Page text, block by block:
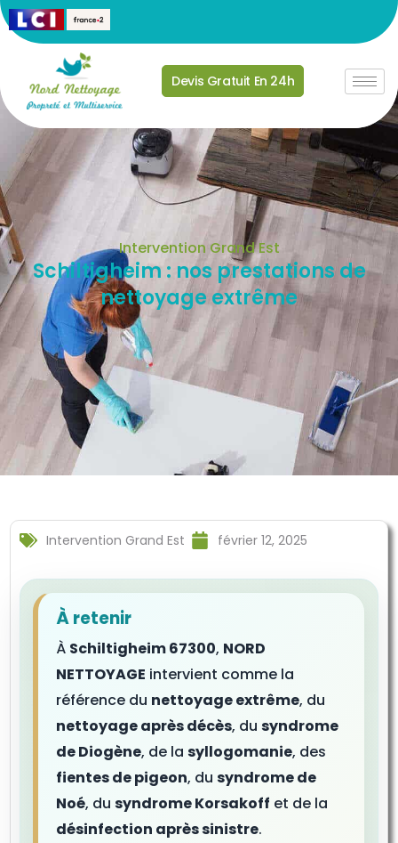
Devis Gratuit En 24h
Intervention Grand Est
Schiltigheim : nos prestations de
nettoyage extrême
Intervention Grand Est février 12, 2025
À retenir
À Schiltigheim 67300, NORD
NETTOYAGE intervient comme la
référence du nettoyage extrême, du
nettoyage après décès, dusyndrome
de Diogène, de lasyllogomanie, des
fientes de pigeon, dusyndrome de
Noé, dusyndrome Korsakoff et de la
désinfection après sinistre.